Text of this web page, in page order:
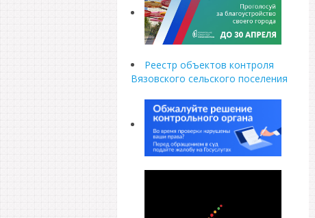
Реестр объектов контроля
Вязовского сельского поселения